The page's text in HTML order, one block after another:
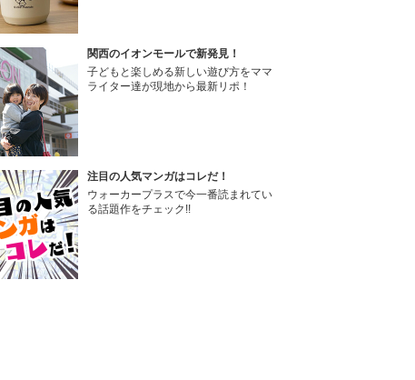
関西のイオンモールで新発見！
子どもと楽しめる新しい遊び方をママ
ライター達が現地から最新リポ！
注目の人気マンガはコレだ！
ウォーカープラスで今一番読まれてい
る話題作をチェック!!